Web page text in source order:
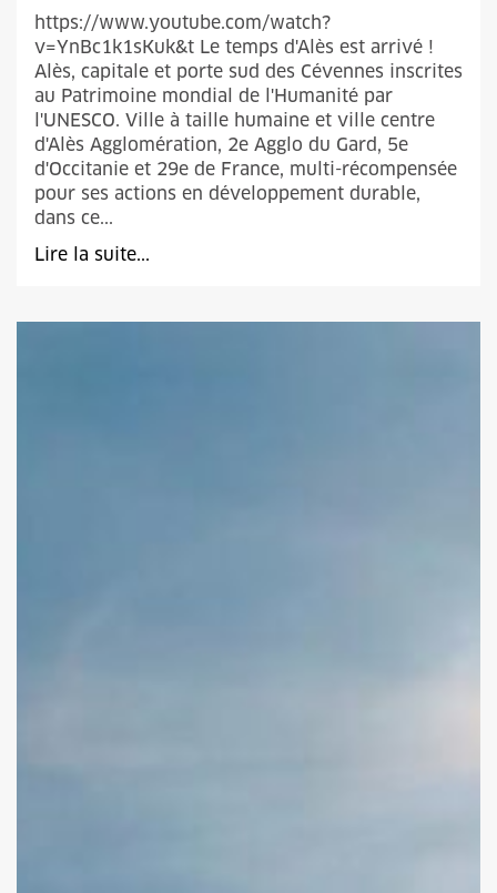
https://www.youtube.com/watch?
v=YnBc1k1sKuk&t Le temps d'Alès est arrivé !
Alès, capitale et porte sud des Cévennes inscrites
au Patrimoine mondial de l'Humanité par
l'UNESCO. Ville à taille humaine et ville centre
d'Alès Agglomération, 2e Agglo du Gard, 5e
d'Occitanie et 29e de France, multi-récompensée
pour ses actions en développement durable,
dans ce...
Lire la suite...